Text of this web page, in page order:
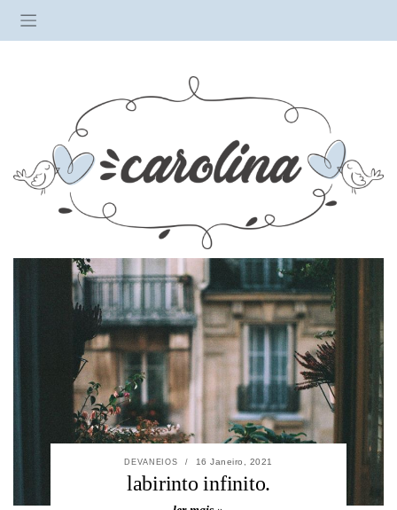
DEVANEIOS / 16 Janeiro, 2021
labirinto infinito.